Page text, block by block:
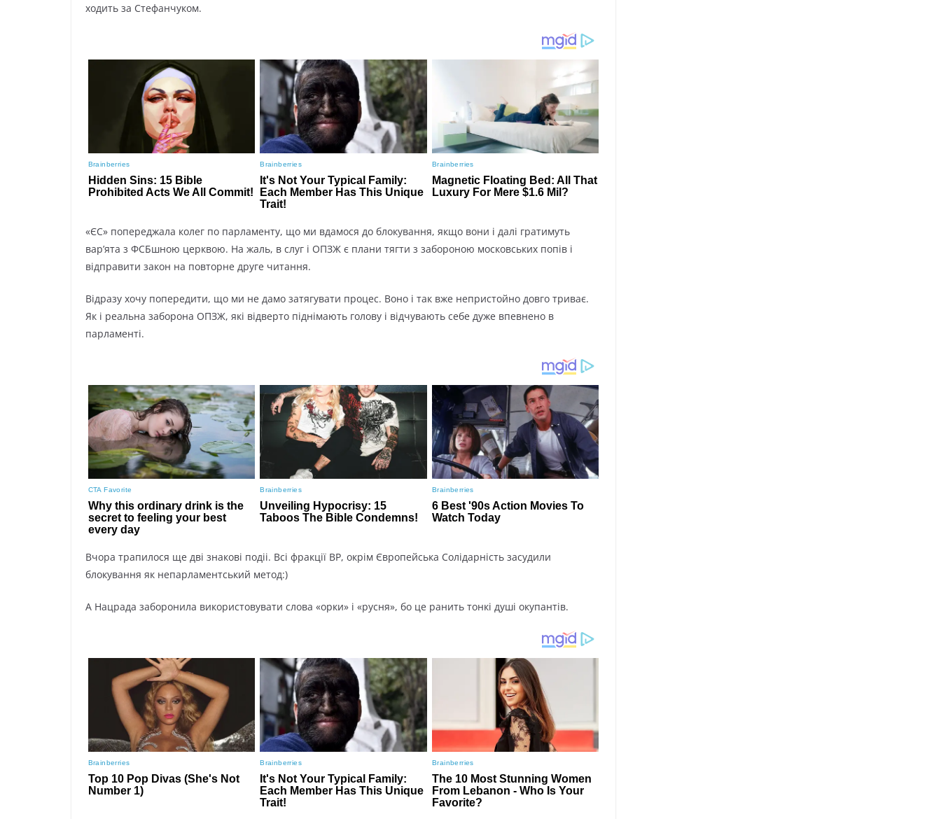
ходить за Стефанчуком.
«ЄС» попереджала колег по парламенту, що ми вдамося до блокування, якщо вони і далі гратимуть
варʼята з ФСБшною церквою. На жаль, в слуг і ОПЗЖ є плани тягти з забороною московських попів і
відправити закон на повторне друге читання.
Відразу хочу попередити, що ми не дамо затягувати процес. Воно і так вже непристойно довго триває.
Як і реальна заборона ОПЗЖ, які відверто піднімають голову і відчувають себе дуже впевнено в
парламенті.
Вчора трапилося ще дві знакові подіі. Всі фракції ВР, окрім Європейська Солідарність засудили
блокування як непарламентський метод:)
А Нацрада заборонила використовувати слова «орки» і «русня», бо це ранить тонкі душі окупантів.